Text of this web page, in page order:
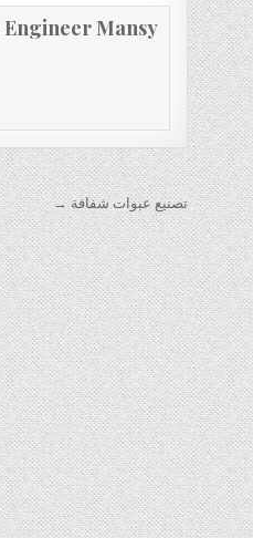
Engineer Mansy
تصفّح
المقالات
تصنيع عبوات شفافة →